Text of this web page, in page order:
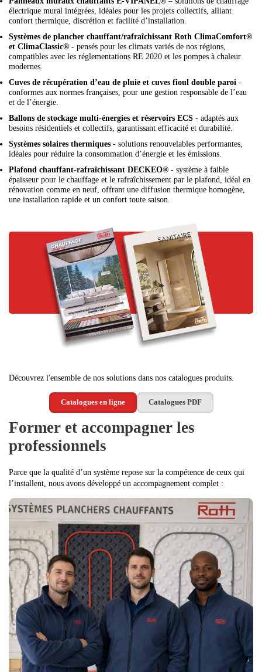
électrique mural intégrées, idéales pour les projets collectifs, alliant
confort thermique, discrétion et facilité d’installation.
Systèmes de plancher chauffant/rafraîchissant Roth ClimaComfort®
et ClimaClassic® - pensés pour les climats variés de nos régions,
compatibles avec les réglementations RE 2020 et les pompes à chaleur
modernes.
Cuves de récupération d’eau de pluie et cuves fioul double paroi -
conformes aux normes françaises, pour une gestion responsable de l’eau
et de l’énergie.
Ballons de stockage multi-énergies et réservoirs ECS - adaptés aux
besoins résidentiels et collectifs, garantissant efficacité et durabilité.
Systèmes solaires thermiques - solutions renouvelables performantes,
idéales pour réduire la consommation d’énergie et les émissions.
Plafond chauffant-rafraîchissant DECKEO® - système à faible
épaisseur pour le chauffage et le rafraîchissement par le plafond, idéal en
rénovation comme en neuf, offrant une diffusion thermique homogène,
une installation rapide et un confort toute saison.
Découvrez l'ensemble de nos solutions dans nos catalogues produits.
Catalogues en ligne Catalogues PDF
Former et accompagner les
professionnels
Parce que la qualité d’un système repose sur la compétence de ceux qui
l’installent, nous avons développé un accompagnement complet :